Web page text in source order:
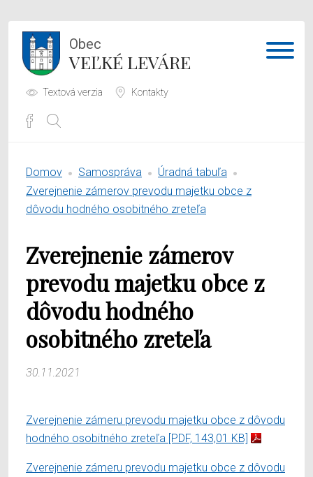
Obec
VEĽKÉ LEVÁRE
Textová verzia Kontakty
Samospráva
O obci
Domov Samospráva
Úradná tabuľa
Zverejnenie zámerov prevodu majetku obce z
dôvodu hodného osobitného zreteľa
Zverejnenie zámerov
prevodu majetku obce z
dôvodu hodného
osobitného zreteľa
30.11.2021
Zverejnenie zámeru prevodu majetku obce z dôvodu
hodného osobitného zreteľa [PDF, 143,01 KB]
Zverejnenie zámeru prevodu majetku obce z dôvodu